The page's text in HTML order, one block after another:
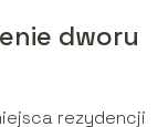
dworu
rezydencji